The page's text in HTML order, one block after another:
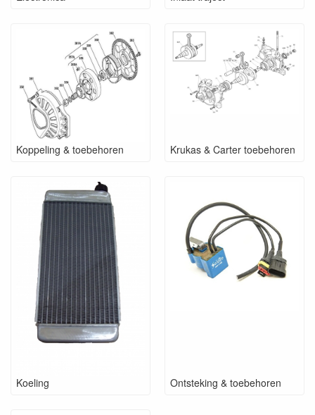
Koppeling & toebehoren Krukas & Carter toebehoren
Koeling Ontsteking & toebehoren